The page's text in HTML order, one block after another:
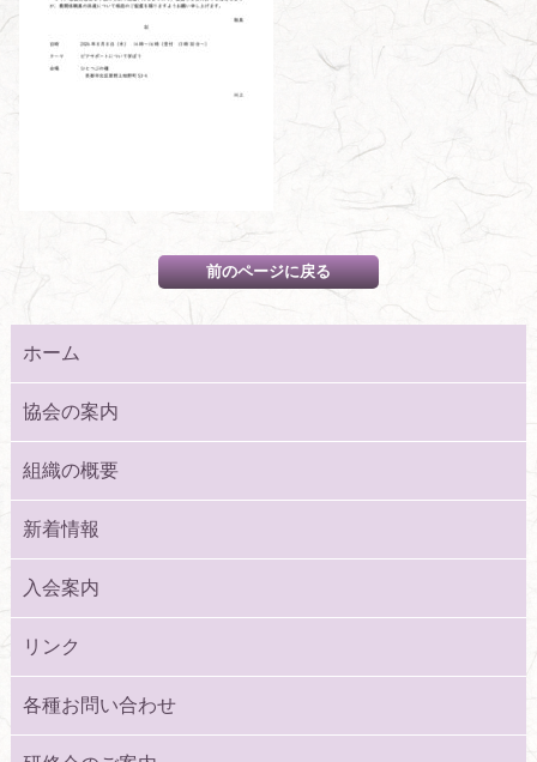
ホーム
協会の案内
組織の概要
新着情報
入会案内
リンク
各種お問い合わせ